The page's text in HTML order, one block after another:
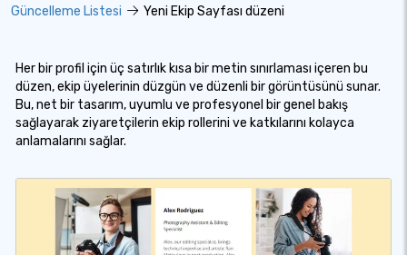
Güncelleme Listesi Yeni Ekip Sayfası düzeni
Her bir profil için üç satırlık kısa bir metin sınırlaması içeren bu
düzen, ekip üyelerinin düzgün ve düzenli bir görüntüsünü sunar.
Bu, net bir tasarım, uyumlu ve profesyonel bir genel bakış
sağlayarak ziyaretçilerin ekip rollerini ve katkılarını kolayca
anlamalarını sağlar.